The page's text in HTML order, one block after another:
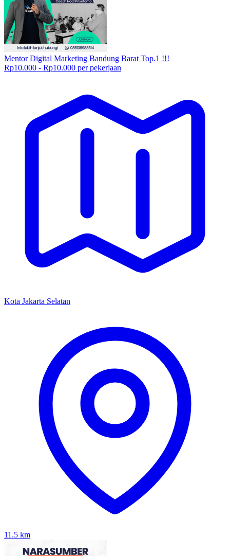
Mentor Digital Marketing Bandung Barat Top.1 !!!
Rp10.000 - Rp10.000 per pekerjaan
Kota Jakarta Selatan
11.5 km